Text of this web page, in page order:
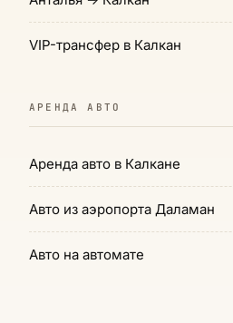
VIP-трансфер в Калкан
АРЕНДА АВТО
Аренда авто в Калкане
Авто из аэропорта Даламан
Авто на автомате